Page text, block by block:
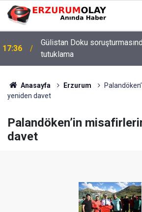
17:36
Gülistan Doku
tutuklama
Anasayfa Erzurum
yeniden davet
Palandöken’in
davet